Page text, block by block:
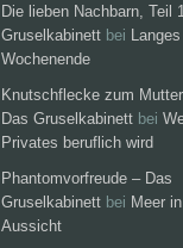
Die lieben Nachbarn, Teil
Gruselkabinett bei Langes
Wochenende
Knutschflecke zum
Das Gruselkabinett bei
Privates beruflich wird
Phantomvorfreude – Das
Gruselkabinett bei Meer in
Aussicht